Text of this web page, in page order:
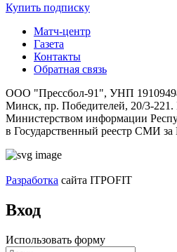
Купить подписку
Матч-центр
Газета
Контакты
Обратная связь
ООО "Прессбол-91", УНП
Минск, пр. Победителей, 20/3-221.
Министерством информации
в Государственный реестр СМИ
Разработка сайта ITPOFIT
Вход
Использовать форму